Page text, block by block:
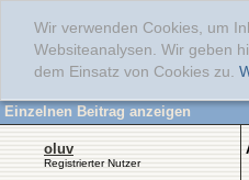
Wir verwenden Cookies, um
Websiteanalysen. Wir geben
dem Einsatz von Cookies zu.
Einzelnen Beitrag anzeigen
oluv
Registrierter Nutzer